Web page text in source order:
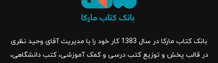
بانک کتاب مارکا در سال 1383 کار خود را با مدیریت آقای وحید نظری
در قالب پخش و توزیع کتب درسی و کمک آموزشی، کتب دانشگاهی،